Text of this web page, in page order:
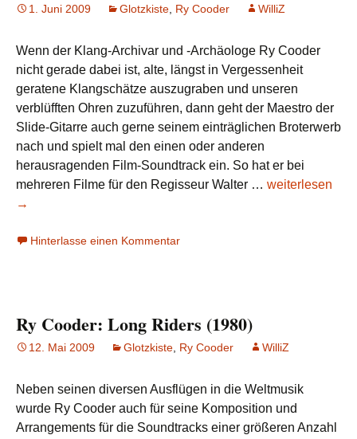
1. Juni 2009 Glotzkiste Ry Cooder WilliZ
Wenn der Klang-Archivar und -Archäologe Ry Cooder
nicht gerade dabei ist, alte, längst in Vergessenheit
geratene Klangschätze auszugraben und unseren
verblüfften Ohren zuzuführen, dann geht der Maestro der
Slide-Gitarre auch gerne seinem einträglichen Broterwerb
nach und spielt mal den einen oder anderen
herausragenden Film-Soundtrack ein. So hat er bei
mehreren Filme für den Regisseur Walter … Ry
weiterlesen
→
Hinterlasse einen Kommentar
Ry Cooder: Long Riders (1980)
12. Mai 2009 Glotzkiste Ry Cooder WilliZ
Neben seinen diversen Ausflügen in die Weltmusik
wurde Ry Cooder auch für seine Komposition und
Arrangements für die Soundtracks einer größeren Anzahl